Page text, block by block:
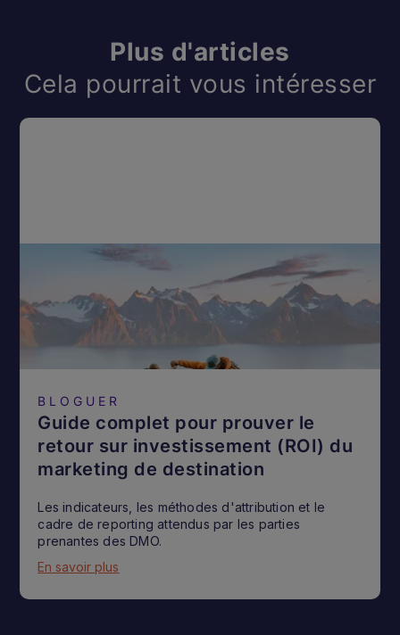
Plus d'articles
Cela pourrait vous intéresser
BLOGUER
Guide complet pour prouver le
retour sur investissement (ROI) du
marketing de destination
Les indicateurs, les méthodes d'attribution et le
cadre de reporting attendus par les parties
prenantes des DMO.
En savoir plus